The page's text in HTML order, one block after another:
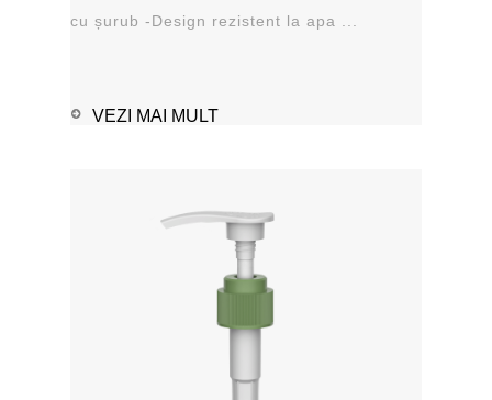
cu șurub -Design rezistent la apa ...
VEZI MAI MULT